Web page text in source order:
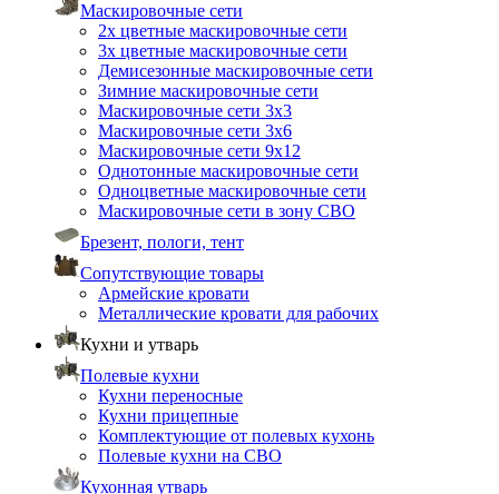
Маскировочные сети
2х цветные маскировочные сети
3х цветные маскировочные сети
Демисезонные маскировочные сети
Зимние маскировочные сети
Маскировочные сети 3х3
Маскировочные сети 3х6
Маскировочные сети 9х12
Однотонные маскировочные сети
Одноцветные маскировочные сети
Маскировочные сети в зону СВО
Брезент, пологи, тент
Сопутствующие товары
Армейские кровати
Металлические кровати для рабочих
Кухни и утварь
Полевые кухни
Кухни переносные
Кухни прицепные
Комплектующие от полевых кухонь
Полевые кухни на СВО
Кухонная утварь